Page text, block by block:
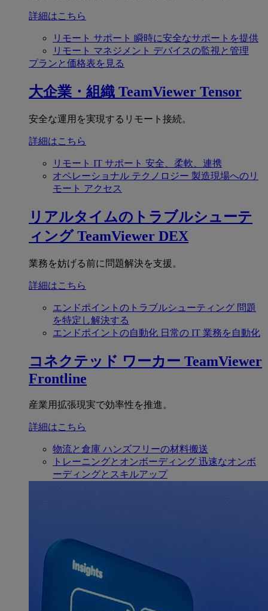
詳細はこちら
リモート サポート 瞬時に安全なサポートを提供
リモート マネジメント デバイスの監視と管理
プランと価格表を見る
大企業・組織 TeamViewer Tensor
安全な運用を実現するリモート接続。
詳細はこちら
リモート IT サポート 安全、柔軟、連携
オペレーショナル テクノロジー 製造現場へのリ
モート アクセス
リアルタイムのトラブルシューテ
ィング TeamViewer DEX
業務を妨げる前に問題解決を支援。
詳細はこちら
エンドポイントのトラブルシューティング 問題
を特定し解決する
エンドポイントの自動化 日常の IT 業務を自動化
コネクテッド ワーカー TeamViewer
Frontline
産業用拡張現実で効率性を推進。
詳細はこちら
物流と倉庫 ハンズフリーの材料搬送
トレーニングとオンボーディング 迅速なオンボ
ーディングとスキルアップ